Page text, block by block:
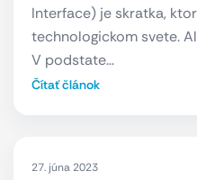
Interface) je skratka,
technologickom svete.
V podstate…
Čítať článok
27. júna 2023